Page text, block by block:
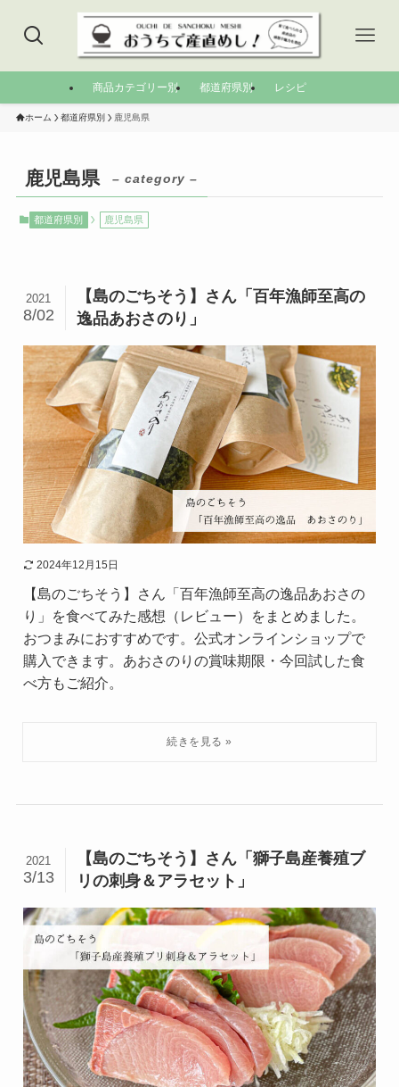
商品カテゴリー別 都道府県別 レシピ
ホーム 都道府県別 鹿児島県
鹿児島県 – category –
都道府県別 鹿児島県
【島のごちそう】さん「百年漁師至高の
逸品あおさのり」
2021
8/02
2024年12月15日
【島のごちそう】さん「百年漁師至高の逸品あおさの
り」を食べてみた感想（レビュー）をまとめました。
おつまみにおすすめです。公式オンラインショップで
購入できます。あおさのりの賞味期限・今回試した食
べ方もご紹介。
【島のごちそう】さん「獅子島産養殖ブ
リの刺身＆アラセット」
2021
3/13